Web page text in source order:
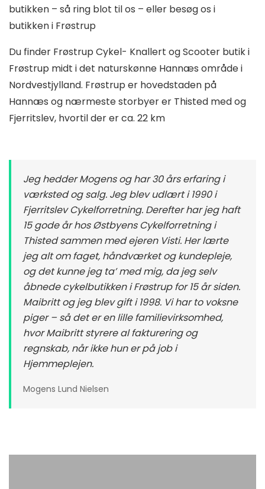
butikken – så ring blot til os – eller besøg os i
butikken i Frøstrup
Du finder Frøstrup Cykel- Knallert og Scooter butik i
Frøstrup midt i det naturskønne Hannæs område i
Nordvestjylland. Frøstrup er hovedstaden på
Hannæs og nærmeste storbyer er Thisted med og
Fjerritslev, hvortil der er ca. 22 km
Jeg hedder Mogens og har 30 års erfaring i
værksted og salg. Jeg blev udlært i 1990 i
Fjerritslev Cykelforretning. Derefter har jeg haft
15 gode år hos Østbyens Cykelforretning i
Thisted sammen med ejeren Visti. Her lærte
jeg alt om faget, håndværket og kundepleje,
og det kunne jeg ta’ med mig, da jeg selv
åbnede cykelbutikken i Frøstrup for 15 år siden.
Maibritt og jeg blev gift i 1998. Vi har to voksne
piger – så det er en lille familievirksomhed,
hvor Maibritt styrere al fakturering og
regnskab, når ikke hun er på job i
Hjemmeplejen.
Mogens Lund Nielsen